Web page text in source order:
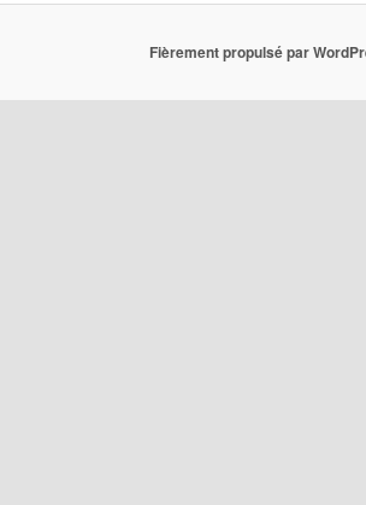
Fièrement propulsé par